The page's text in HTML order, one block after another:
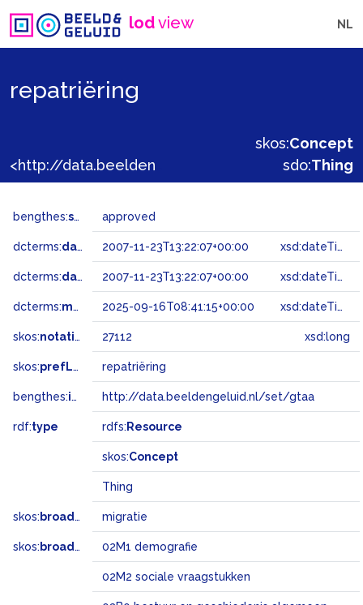
lodview NL
repatriëring
skos:Concept
sdo:Thing
bengthes:status approved
dcterms:dateAccepted 2007-11-23T13:22:07+00:00 xsd:dateTime
dcterms:dateSubmitted 2007-11-23T13:22:07+00:00 xsd:dateTime
dcterms:modified 2025-09-16T08:41:15+00:00 xsd:dateTime
skos:notation 27112 xsd:long
skos:prefLabel repatriëring
bengthes:inSet http://data.beeldengeluid.nl/set/gtaa
rdf:type rdfs: Resource
skos:Concept
Thing
skos: broader migratie
skos: broadMatch 02M1 demografie
02M2 sociale vraagstukken